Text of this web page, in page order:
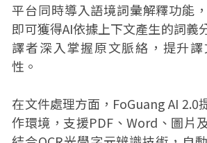
平台同時導入語境詞彙解釋功能
即可獲得AI依據上下文產生的詞義
譯者深入掌握原文脈絡，提升
性。
在文件處理方面，FoGuang AI 2.0
作環境，支援PDF、Word、圖片